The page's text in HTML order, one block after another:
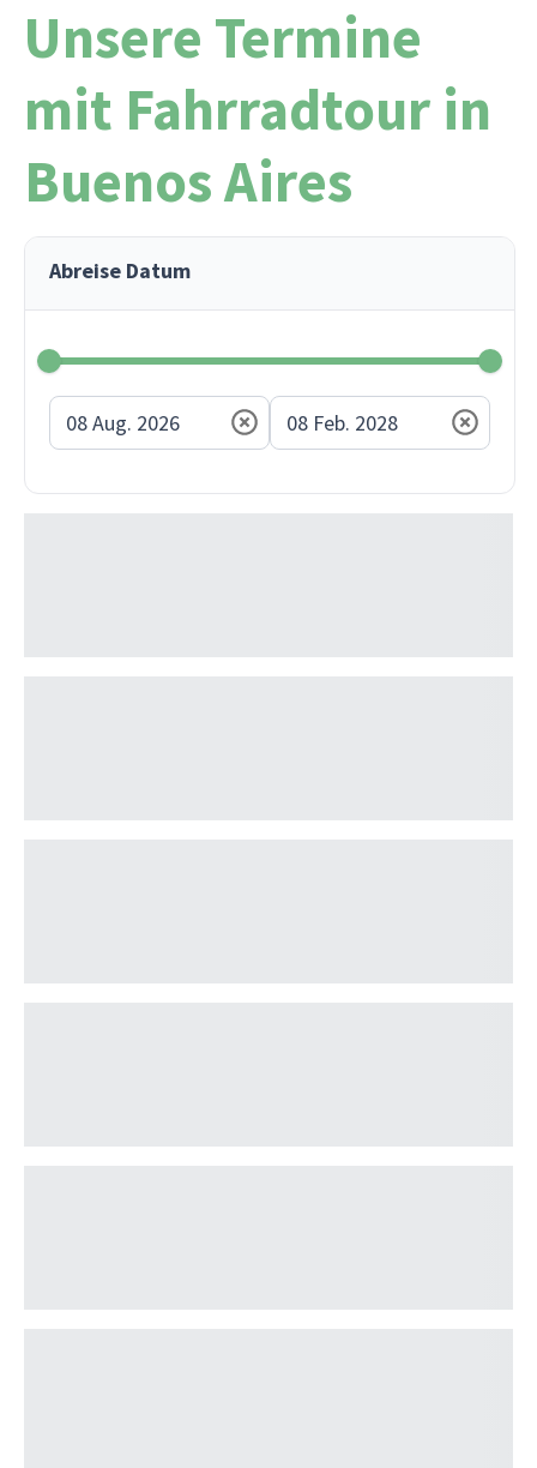
Unsere Termine
mit Fahrradtour in
Buenos Aires
Abreise Datum